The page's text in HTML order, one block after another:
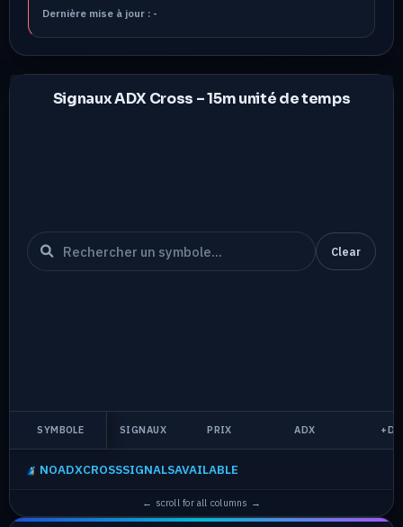
Dernière mise à jour : -
Signaux ADX Cross –15munité de temps
Clear
SYMBOLE SIGNAUX PRIX ADX +DI
NOADXCROSSSIGNALSAVAILABLE